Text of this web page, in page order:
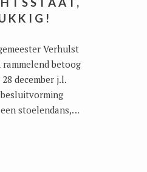
Verhulst
betoog
december j.l.
stoelendans,…